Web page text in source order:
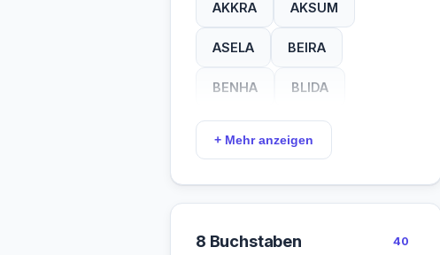
AKKRA AKSUM
ASELA BEIRA
BENHA BLIDA
DAKAR
DUALA ENUGU
ESNEH GABES
+ Mehr anzeigen
8 Buchstaben 40